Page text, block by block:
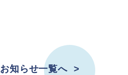
お知らせ一覧へ